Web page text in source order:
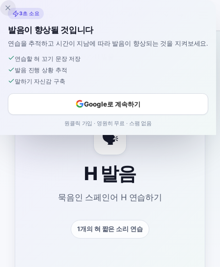
Inklingo
스페인어 ›혀 짧은 소리 연습
🗣️
H 발음
묵음인 스페인어 H 연습하기
1개의 혀 짧은 소리 연습
3초 소요
발음이 향상될 것입니다
연습을 추적하고 시간이 지남에 따라 발음이 향상되는 것을 지켜보세요.
연습할 혀 꼬기 문장 저장
발음 진행 상황 추적
말하기 자신감 구축
Google로 계속하기
원클릭 가입 · 영원히 무료 · 스팸 없음